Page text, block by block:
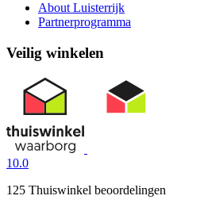
About Luisterrijk
Partnerprogramma
Veilig winkelen
10.0
125 Thuiswinkel beoordelingen